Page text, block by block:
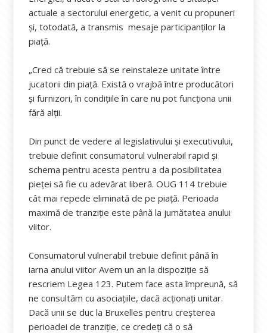
actuale a sectorului energetic, a venit cu propuneri
și, totodată, a transmis mesaje participanților la
piață.
„Cred că trebuie să se reinstaleze unitate între
jucatorii din piață. Există o vrajbă între producători
și furnizori, în condițiile în care nu pot funcționa unii
fără alții.
Din punct de vedere al legislativului și executivului,
trebuie definit consumatorul vulnerabil rapid și
schema pentru acesta pentru a da posibilitatea
pieței să fie cu adevărat liberă. OUG 114 trebuie
cât mai repede eliminată de pe piață. Perioada
maximă de tranziție este până la jumătatea anului
viitor.
Consumatorul vulnerabil trebuie definit până în
iarna anului viitor Avem un an la dispoziție să
rescriem Legea 123. Putem face asta împreună, să
ne consultăm cu asociațiile, dacă acționați unitar.
Dacă unii se duc la Bruxelles pentru creșterea
perioadei de tranziție, ce credeți că o să